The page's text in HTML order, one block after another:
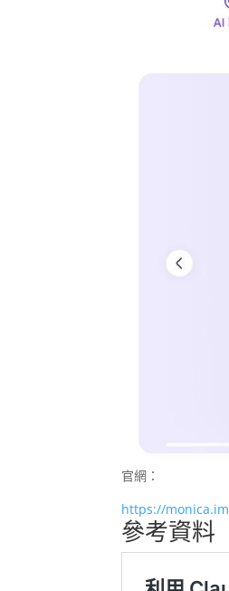
官網：
https://monica.im
參考資料